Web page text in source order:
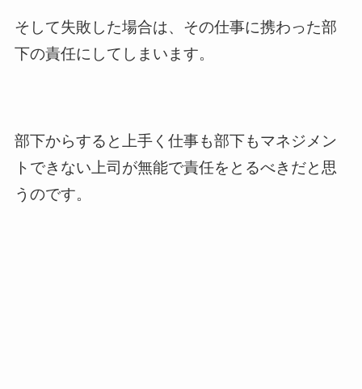
そして失敗した場合は、その仕事に携わった部
下の責任にしてしまいます。
部下からすると上手く仕事も部下もマネジメン
トできない上司が無能で責任をとるべきだと思
うのです。